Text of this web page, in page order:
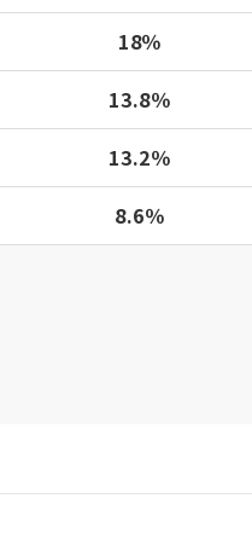
18％
13.8％
13.2％
8.6％